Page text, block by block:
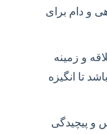
و دام برای
و زمینه
تا انگیزه
و پیچیدگی